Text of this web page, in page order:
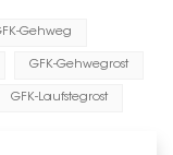
Gehweg
GFK-Gehwegrost
GFK-Laufstegrost